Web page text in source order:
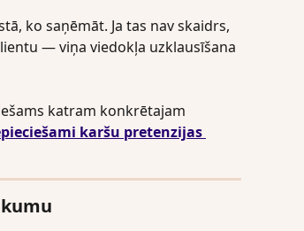
ko saņēmāt. Ja tas nav skaidrs,
— viņa viedokļa uzklausīšana
katram konkrētajam
karšu pretenzijas